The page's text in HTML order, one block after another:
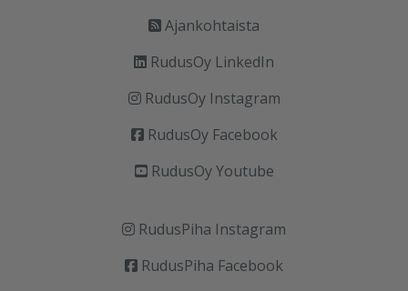
Ajankohtaista
RudusOy LinkedIn
RudusOy Instagram
RudusOy Facebook
RudusOy Youtube
RudusPiha Instagram
RudusPiha Facebook